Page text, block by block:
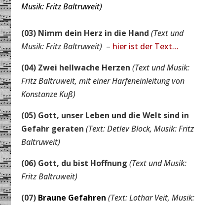
Musik: Fritz Baltruweit)
(03) Nimm dein Herz in die Hand (Text und
Musik: Fritz Baltruweit)– hier ist der Text…
(04) Zwei hellwache Herzen (Text und Musik:
Fritz Baltruweit, mit einer Harfeneinleitung von
Konstanze Kuß)
(05) Gott, unser Leben und die Welt sind in
Gefahr geraten (Text: Detlev Block, Musik: Fritz
Baltruweit)
(06) Gott, du bist Hoffnung (Text und Musik:
Fritz Baltruweit)
(07) Braune Gefahren (Text: Lothar Veit, Musik: